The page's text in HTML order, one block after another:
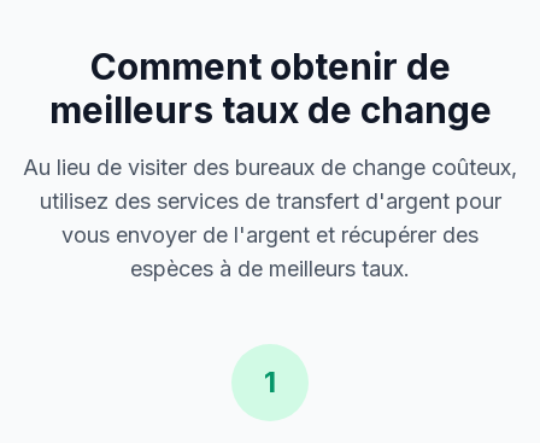
Comment obtenir de
meilleurs taux de change
Au lieu de visiter des bureaux de change coûteux,
utilisez des services de transfert d'argent pour
vous envoyer de l'argent et récupérer des
espèces à de meilleurs taux.
1